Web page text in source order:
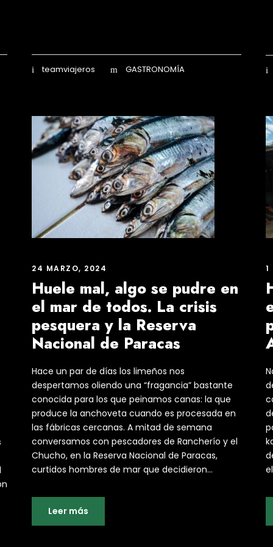
teamviajeros GASTRONOMÍA
24 MARZO, 2024
Huele mal, algo se pudre en
el mar de todos. La crisis
pesquera y la Reserva
Nacional de Paracas
Hace un par de días los limeños nos
despertamos oliendo una “fragancia” bastante
conocida para los que peinamos canas: la que
produce la anchoveta cuando es procesada en
las fábricas cercanas. A mitad de semana
conversamos con pescadores de Rancherío y el
Chucho, en la Reserva Nacional de Paracas,
curtidos hombres de mar que decidieron...
Leer más
1